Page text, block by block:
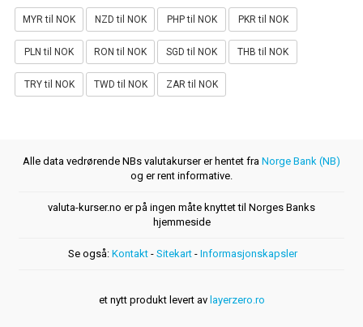
MYR til NOK NZD til NOK PHP til NOK PKR til NOK
PLN til NOK RON til NOK SGD til NOK THB til NOK
TRY til NOK TWD til NOK ZAR til NOK
Alle data vedrørende NBs valutakurser er hentet fra Norge Bank (NB)
og er rent informative.
valuta-kurser.no er på ingen måte knyttet til Norges Banks
hjemmeside
Se også: Kontakt - Sitekart - Informasjonskapsler
et nytt produkt levert av layerzero.ro